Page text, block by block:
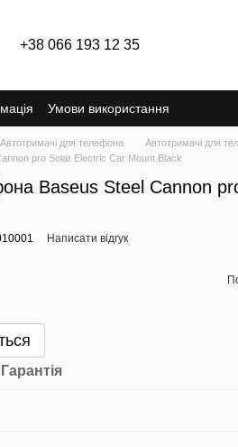
+38 066 193 12 35
Умови використання
Автотримачі для телефона
Автотримачі для
pro Solar Electric Car Mount Black
Baseus Steel Cannon
Написати відгук
Гарантія